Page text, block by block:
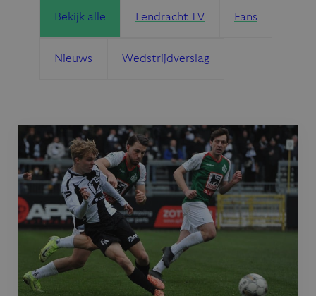
Bekijk alle Eendracht TV Fans
Nieuws Wedstrijdverslag